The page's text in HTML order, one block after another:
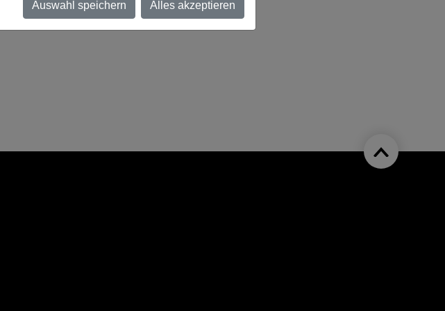
Regensburg - 25 Jahre TechBase
Auswahl speichern Alles akzeptieren